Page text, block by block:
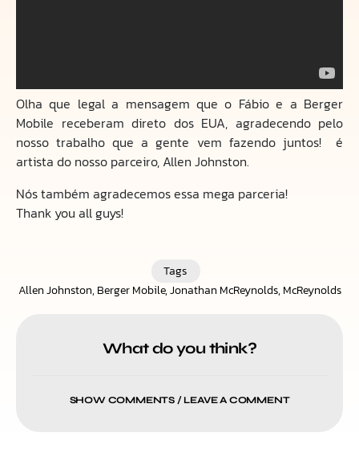
Olha que legal a mensagem que o Fábio e a Berger
Mobile receberam direto dos EUA, agradecendo pelo
nosso trabalho que a gente vem fazendo juntos! é
artista do nosso parceiro, Allen Johnston.
Nós também agradecemos essa mega parceria!
Thank you all guys!
Tags
Allen Johnston, Berger Mobile,Jonathan McReynolds, McReynolds
What do you think?
SHOW COMMENTS / LEAVE A COMMENT